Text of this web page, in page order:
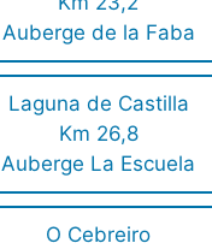
Auberge de la Faba
Laguna de Castilla
Km 26,8
Auberge La Escuela
O Cebreiro